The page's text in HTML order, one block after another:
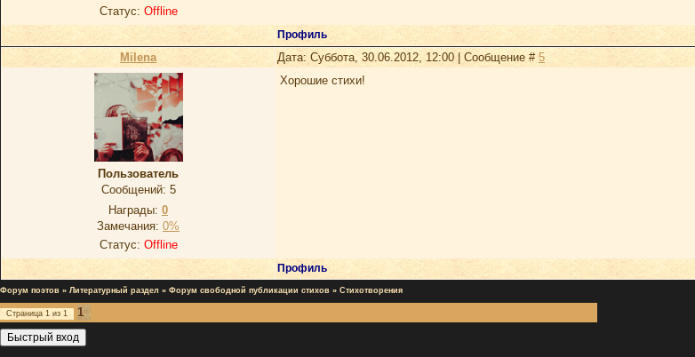
Статус: Offline
Профиль
Milena Дата: Суббота, 30.06.2012, 12:00 | Сообщение # 5
Пользователь
Сообщений: 5
Награды: 0
Замечания: 0%
Статус: Offline
Хорошие стихи!
Профиль
Форум поэтов » Литературный раздел » Форум свободной публикации стихов » Стихотворения
Страница 1 из 1
1